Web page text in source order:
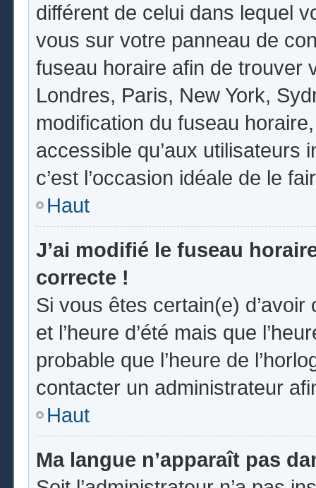
différent de celui dans lequel
vous sur votre panneau de
fuseau horaire afin de trouver
Londres, Paris, New York,
modification du fuseau
accessible qu’aux utilisateurs
c’est l’occasion idéale de le
Haut
J’ai modifié le fuseau
correcte !
Si vous êtes certain(e)
et l’heure d’été mais que
probable que l’heure de
contacter un administrateur
Haut
Ma langue n’apparaît pas